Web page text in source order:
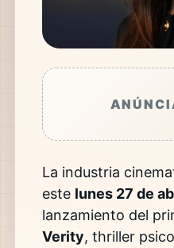
La industria
este lunes 27 de
lanzamiento del
Verity, thriller